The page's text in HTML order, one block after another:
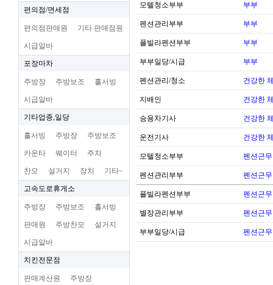
편의점/면세점
편의점판매원 기타 판매점원
시급알바
포장마차
주방장 주방보조 홀서빙
시급알바
기타업종,일당
홀서빙 주방장 주방보조
카운타 웨이터 주차
찬모 설거지 장치 기타~
고속도로휴게소
주방장 주방보조 홀서빙
판매원 주방찬모 설거지
시급알바
치킨전문점
판매계산원 주방장
모텔청소부부 부부
펜션관리부부 부부
플빌라펜션부부 부부
부부일당/시급 부부
펜션관리/청소 건강한
지배인 건강한
승용차기사 건강한
운전기사 건강한
모텔청소부부 펜션근
펜션관리부부 펜션근
플빌라펜션부부 펜션근
별장관리부부 펜션근
부부일당/시급 펜션근